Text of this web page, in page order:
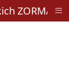
ZORMAX≡